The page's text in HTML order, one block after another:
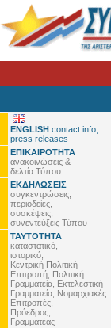
ENGLISH contact info,
press releases
ΕΠΙΚΑΙΡΟΤΗΤΑ
ανακοινώσεις &
δελτία Τύπου
ΕΚΔΗΛΩΣΕΙΣ
συγκεντρώσεις,
περιοδείες,
συσκέψεις,
συνεντεύξεις Τύπου
ΤΑΥΤΟΤΗΤΑ
καταστατικό,
ιστορικό,
Κεντρική Πολιτική
Επιτροπή, Πολιτική
Γραμματεία, Εκτελεστική
Γραμματεία, Νομαρχιακές
Επιτροπές,
Πρόεδρος,
Γραμματέας